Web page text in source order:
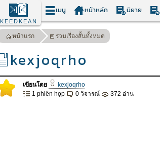
KEEDKEAN
เมนู หน้าหลัก นิยาย
หน้าแรก รวมเรื่องสั้นทั้งหมด
kexjoqrho
- เขียนโดย kexjoqrho
1 phiên họp
0 วิจารณ์ 372 อ่าน